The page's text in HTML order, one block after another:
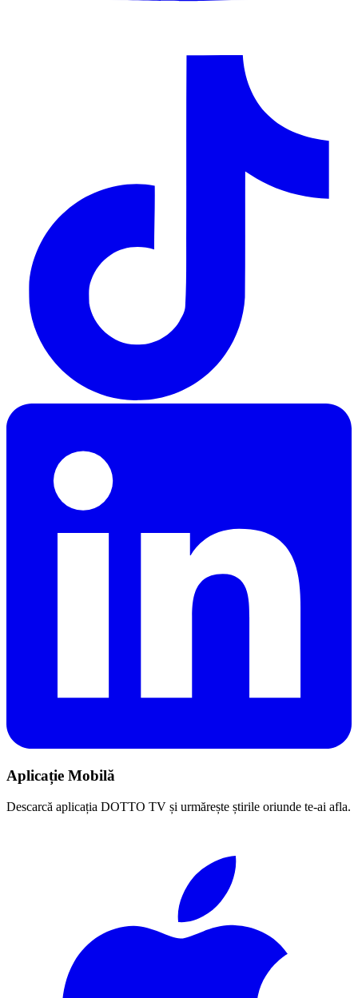
Aplicație Mobilă
Descarcă aplicația DOTTO TV și urmărește știrile oriunde te-ai afla.